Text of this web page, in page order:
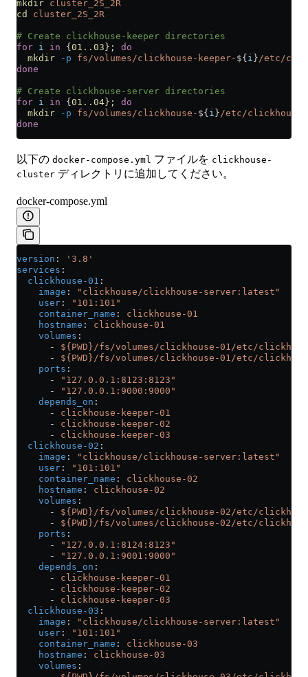
mkdir cluster_2S_2R
cd
cluster_2S_2R
# Create clickhouse-keeper directories
for i in {01..03} ; do
  mkdir
-p fs/volumes/clickhouse-keeper- ${i } /etc/
done
# Create clickhouse-server directories
for i in {01..04} ; do
  mkdir
-p fs/volumes/clickhouse- ${i } /etc/
done
以下の docker-compose.yml ファイルを clickhouse-
cluster ディレクトリに追加してください。
docker-compose.yml
version :
'3.8'
services :
  clickhouse-01
:
    image
:
"clickhouse/clickhouse-server:latest"
    user
:
"101:101"
    container_name
: clickhouse-01
    hostname
: clickhouse-01
    volumes
:
      -
${PWD}/fs/volumes/clickhouse-01/etc/
      -
${PWD}/fs/volumes/clickhouse-01/etc/
    ports
:
      -
"127.0.0.1:8123:8123"
      -
"127.0.0.1:9000:9000"
    depends_on
:
      -
clickhouse-keeper-01
      -
clickhouse-keeper-02
      -
clickhouse-keeper-03
  clickhouse-02
:
    image
:
"clickhouse/clickhouse-server:latest"
    user
:
"101:101"
    container_name
: clickhouse-02
    hostname
: clickhouse-02
    volumes
:
      -
${PWD}/fs/volumes/clickhouse-02/etc/
      -
${PWD}/fs/volumes/clickhouse-02/etc/
    ports
:
      -
"127.0.0.1:8124:8123"
      -
"127.0.0.1:9001:9000"
    depends_on
:
      -
clickhouse-keeper-01
      -
clickhouse-keeper-02
      -
clickhouse-keeper-03
  clickhouse-03
:
    image
:
"clickhouse/clickhouse-server:latest"
    user
:
"101:101"
    container_name
: clickhouse-03
    hostname
: clickhouse-03
    volumes
: